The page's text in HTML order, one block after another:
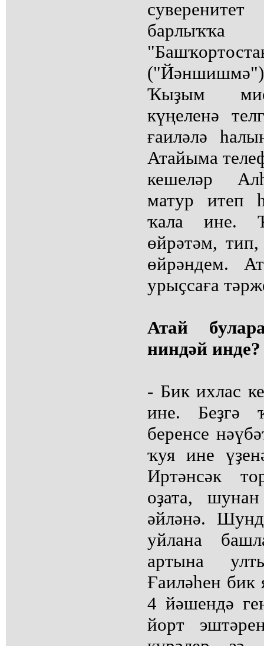
барлыҡҡа
Ҡыҙым
күңеленә
ғаиләлә
Атайыма
кешеләр
матур итеп
ҡала ине.
өйрәтәм,
өйрәндем.
урыҫсаға
Атай
ниндәй инде?
- Бик ихлас
ине. Беҙгә
беренсе
ҡуя ине
Иртәнсәк
оҙата,
әйләнә.
уйлана
артына
Ғаиләһен бик
4 йәшендә
йорт